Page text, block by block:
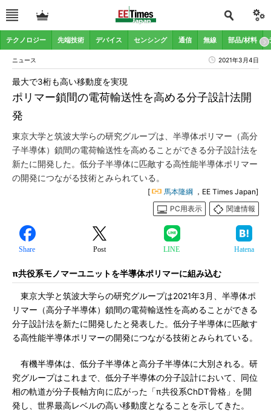
テクノロジー 先端技術 デバイス センシング 通信 無線 部品/材料
ニュース 2021年3月4日
ポリマー鎖間の電荷輸送性を高める分子設計法開
発
最大で3桁も高い移動度を実現
東京大学と筑波大学らの研究グループは、半導体ポリマー（高分
子半導体）鎖間の電荷輸送性を高めることができる分子設計法を
新たに開発した。低分子半導体に匹敵する高性能半導体ポリマー
の開発につながる技術とみられている。
[ 馬本隆綱 ，EE Times Japan]
PC用表示
関連情報
Share Post LINE Hatena
π共役系モノマーユニットを半導体ポリマーに組み込む
東京大学と筑波大学らの研究グループは2021年3月、半導体ポ
リマー（高分子半導体）鎖間の電荷輸送性を高めることができる
分子設計法を新たに開発したと発表した。低分子半導体に匹敵す
る高性能半導体ポリマーの開発につながる技術とみられている。
有機半導体は、低分子半導体と高分子半導体に大別される。研
究グループはこれまで、低分子半導体の分子設計において、同位
相の軌道が分子長軸方向に広がった「π共役系ChDT骨格」を開
発し、世界最高レベルの高い移動度となることを示してきた。